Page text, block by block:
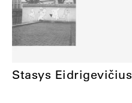
Stasys Eidrigevičius